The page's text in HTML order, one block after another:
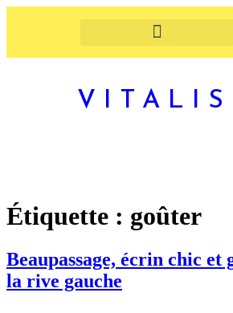
Étiquette : goûter
Beaupassage, écrin chic et
la rive gauche